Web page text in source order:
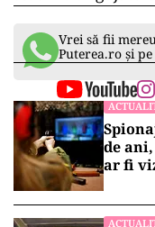
Vrei să fii
Puterea.ro și
de
ar fi